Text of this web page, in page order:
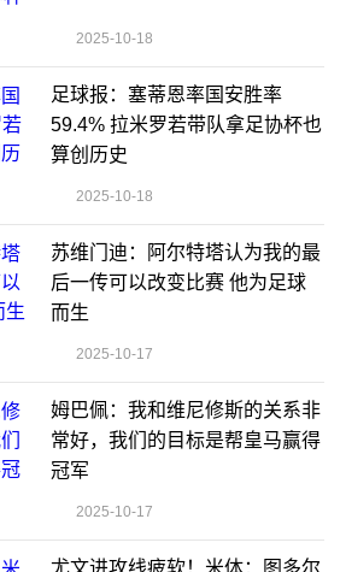
2025-10-18
足球报：塞蒂恩率国安胜率
59.4% 拉米罗若带队拿足协杯也
算创历史
2025-10-18
苏维门迪：阿尔特塔认为我的最
后一传可以改变比赛 他为足球
而生
2025-10-17
姆巴佩：我和维尼修斯的关系非
常好，我们的目标是帮皇马赢得
冠军
2025-10-17